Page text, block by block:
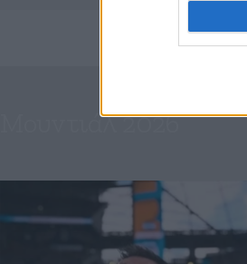
Μουντιάλ 2026